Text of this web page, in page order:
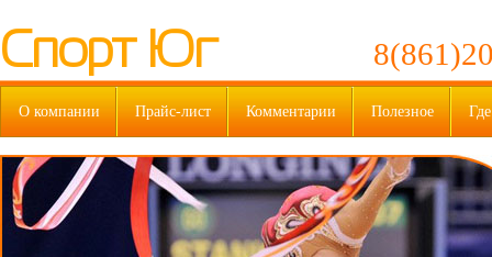
Спорт Юг
О компании Прайс-лист Комментарии Полезное